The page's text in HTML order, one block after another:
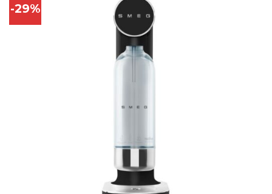
-29%